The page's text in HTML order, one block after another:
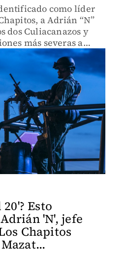
como líder
a Adrián “N”
dos Culiacanazos y
más severas a
en el estado.
Esto
'N', jefe
Chapitos